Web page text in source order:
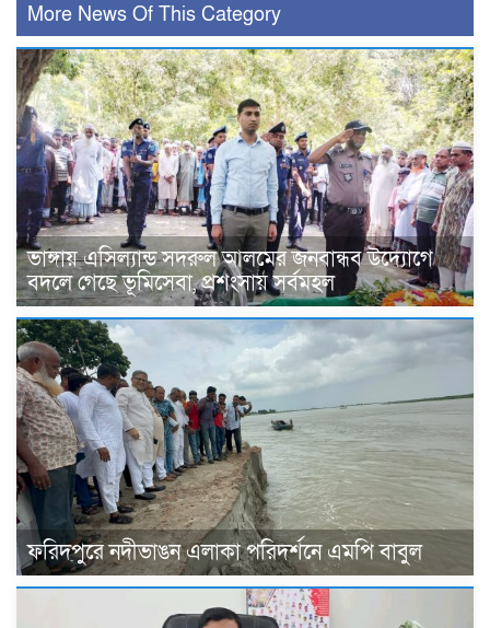
More News Of This Category
ভাঙ্গায় এসিল্যান্ড সদরুল আলমের জনবান্ধব উদ্যোগে
বদলে গেছে ভূমিসেবা, প্রশংসায় সর্বমহল
ফরিদপুরে নদীভাঙন এলাকা পরিদর্শনে এমপি বাবুল